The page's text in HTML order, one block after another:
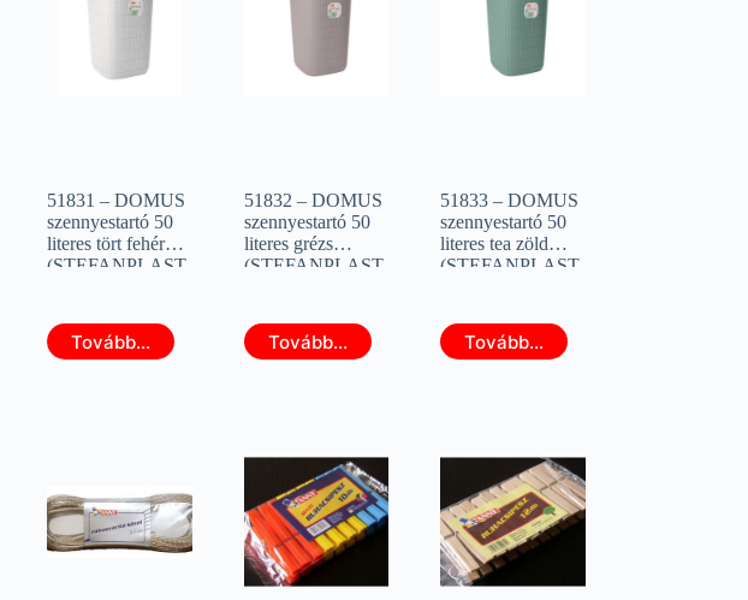
51831 – DOMUS
szennyestartó 50
literes tört fehér
(STEFANPLAST
Tovább...
51832 – DOMUS
szennyestartó 50
literes grézs
(STEFANPLAST
Tovább...
51833 – DOMUS
szennyestartó 50
literes tea zöld
(STEFANPLAST
Tovább...